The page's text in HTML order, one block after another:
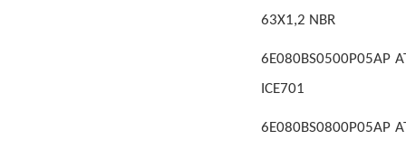
63X1,2 NBR
6E080BS0500P05AP
ICE701
6E080BS0800P05AP